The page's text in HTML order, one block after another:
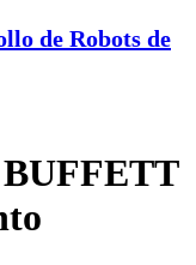
de Robots de